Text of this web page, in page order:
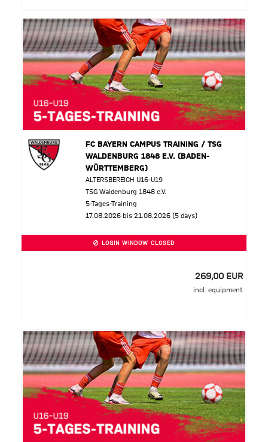
FC BAYERN CAMPUS TRAINING / TSG
WALDENBURG 1848 E.V. (BADEN-
WÜRTTEMBERG)
ALTERSBEREICH U16-U19
TSG Waldenburg 1848 e.V.
5-Tages-Training
17.08.2026 bis 21.08.2026 (5 days)
LOGIN WINDOW CLOSED
269,00 EUR
incl. equipment